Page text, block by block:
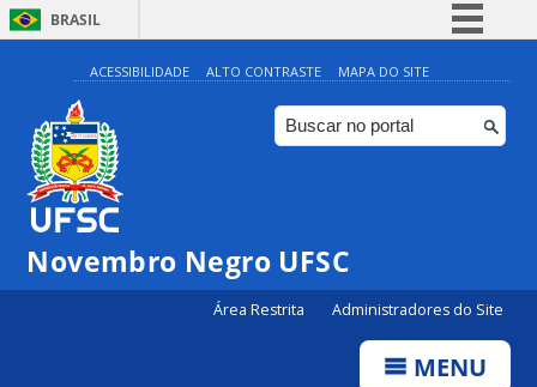
BRASIL
Simplifique!
Comunica BR
Participe
ACESSIBILIDADE ALTO CONTRASTE MAPA DO SITE
Novembro Negro UFSC
Área Restrita Administradores do Site
MENU